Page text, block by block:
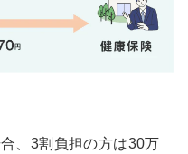
、3割負担の方は30万